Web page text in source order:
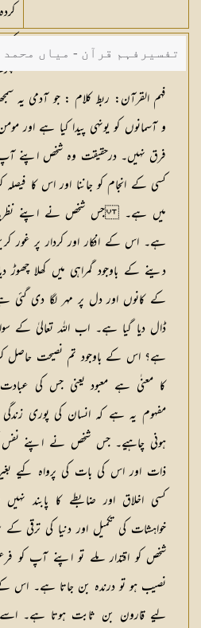
تفسیرفہم قرآن - میاں محمد
فہم القرآن: ربط کلام :جو آدمی یہ
و آسمانوں کو یونہی پیدا کیا ہے اور
فرق نہیں۔ درحقیقت وہ شخص اپنے آپ
کسی کے انجام کو جاننا اور اس کا فیصلہ
میں ہے۔ جس شخص نے اپنے نظریات
ہے۔ اس کے افکار اور کردار پر غور
دینے کے باوجود گمراہی میں کھلا
کے کانوں اور دل پر مہر لگا دی گئی
ڈال دیا گیا ہے۔ اب اللہ تعالیٰ کے
ہے؟ اس کے باوجود تم نصیحت حاصل
کا معنٰی ہے معبود یعنی جس کی
مفہوم یہ ہے کہ انسان کی پوری
ہونی چاہیے۔ جس شخص نے اپنے نفس
ذات اور اس کی بات کی پرواہ کیے
کسی اخلاق اور ضابطے کا پابند
خواہشات کی تکمیل اور دنیا کی ترقی
شخص کو اقتدار ملے تو اپنے آپ کو
نصیب ہو تو درندہ بن جاتا ہے۔ اس
لیے قارون بن ثابت ہوتا ہے۔